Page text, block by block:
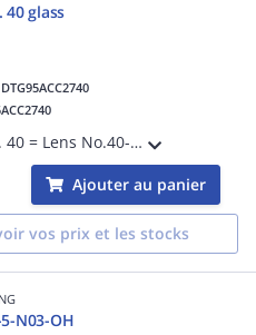
40 glass
DTG95ACC2740
LENS No. 40 = Lens No.40-60 glass
Ajouter au panier
vos prix et les stocks
N03-OH